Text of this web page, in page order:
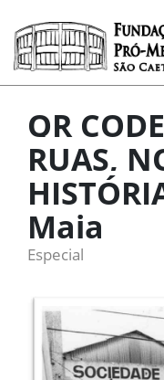
QR
RUAS,
Maia
Especial